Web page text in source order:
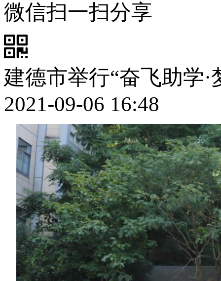
微信扫一扫分享
建德市举行“奋飞助学
2021-09-06 16:48